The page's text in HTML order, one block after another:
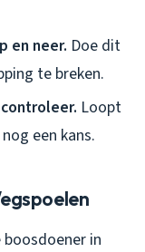
en neer. Doe dit
te breken.
Loopt
een kans.
in